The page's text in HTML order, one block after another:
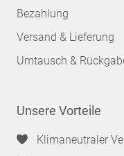
Bezahlung
Versand & Lieferung
Umtausch &
Unsere Vorteile
Klimaneutraler